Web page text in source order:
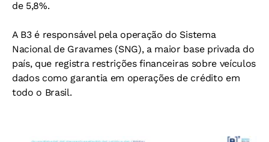
de 5,8%.
A B3 é responsável pela operação do Sistema
Nacional de Gravames (SNG), a maior base privada do
país, que registra restrições financeiras sobre veículos
dados como garantia em operações de crédito em
todo o Brasil.